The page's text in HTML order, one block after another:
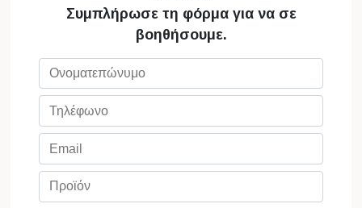
Συμπλήρωσε τη φόρμα για να σε
βοηθήσουμε.